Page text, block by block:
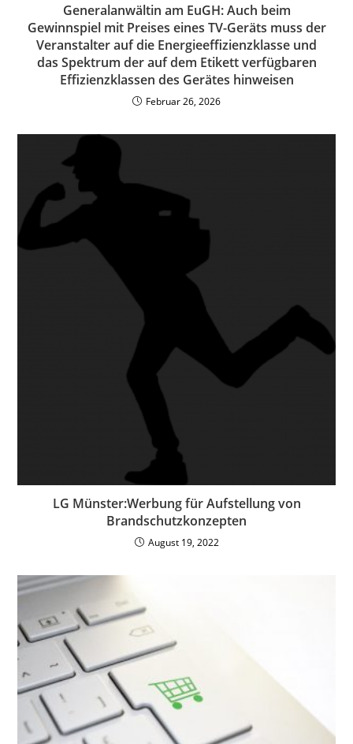
Generalanwältin am EuGH: Auch beim
Gewinnspiel mit Preises eines TV-Geräts muss der
Veranstalter auf die Energieeffizienzklasse und
das Spektrum der auf dem Etikett verfügbaren
Effizienzklassen des Gerätes hinweisen
Februar 26, 2026
LG Münster:Werbung für Aufstellung von
Brandschutzkonzepten
August 19, 2022